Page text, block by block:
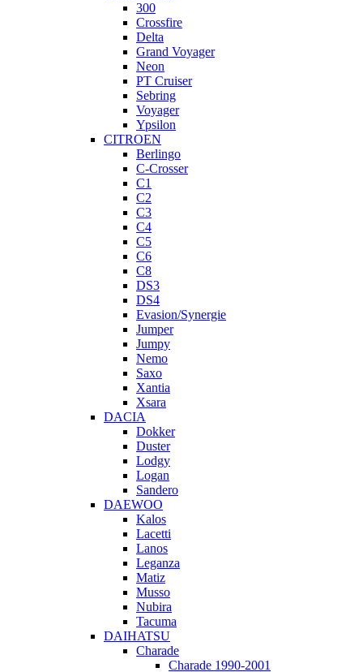
300
Crossfire
Delta
Grand Voyager
Neon
PT Cruiser
Sebring
Voyager
Ypsilon
CITROEN
Berlingo
C-Crosser
C1
C2
C3
C4
C5
C6
C8
DS3
DS4
Evasion/Synergie
Jumper
Jumpy
Nemo
Saxo
Xantia
Xsara
DACIA
Dokker
Duster
Lodgy
Logan
Sandero
DAEWOO
Kalos
Lacetti
Lanos
Leganza
Matiz
Musso
Nubira
Tacuma
DAIHATSU
Charade
Charade 1990-2001